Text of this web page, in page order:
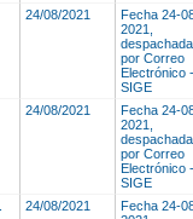
24/08/2021
Fecha 24-
2021,
despachada
por Correo
Electrónico -
SIGE
24/08/2021
Fecha 24-
2021,
despachada
por Correo
Electrónico -
SIGE
24/08/2021
Fecha 24-